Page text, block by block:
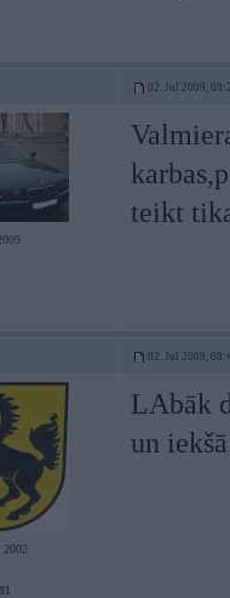
02. Jul 2009,
teikt
02. Jul 2009,
2002
LAbāk
un